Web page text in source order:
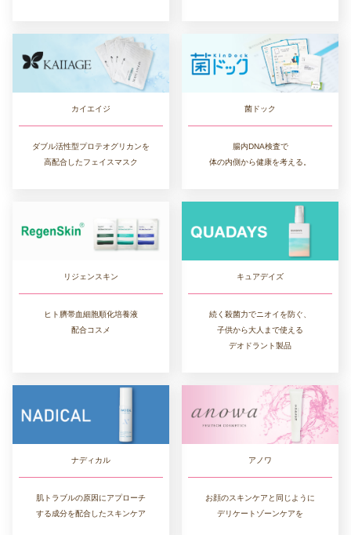
カイエイジ
ダブル活性型プロテオグリカンを
高配合したフェイスマスク
菌ドック
腸内DNA検査で
体の内側から健康を考える。
リジェンスキン
ヒト臍帯血細胞順化培養液
配合コスメ
キュアデイズ
続く殺菌力でニオイを防ぐ、
子供から大人まで使える
デオドラント製品
ナディカル
肌トラブルの原因にアプローチ
する成分を配合したスキンケア
アノワ
お顔のスキンケアと同じように
デリケートゾーンケアを